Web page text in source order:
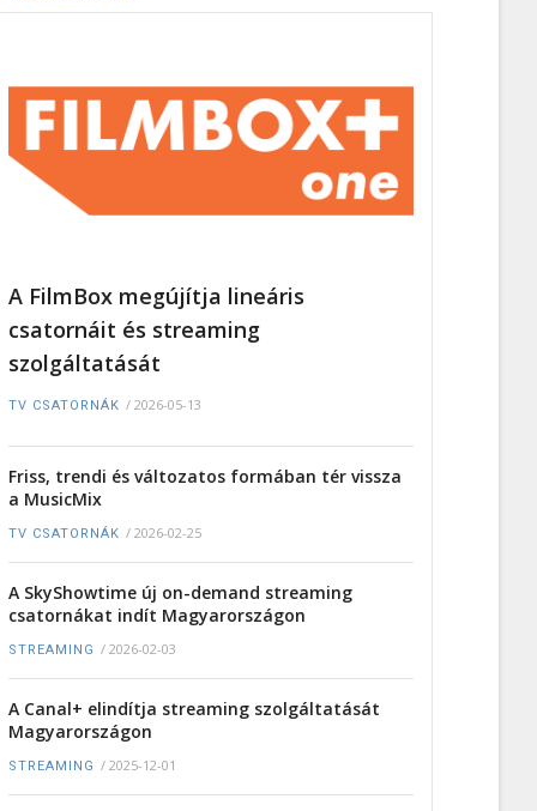
A FilmBox megújítja lineáris
csatornáit és streaming
szolgáltatását
TV CSATORNÁK / 2026-05-13
Friss, trendi és változatos formában tér vissza
a MusicMix
TV CSATORNÁK / 2026-02-25
A SkyShowtime új on-demand streaming
csatornákat indít Magyarországon
STREAMING / 2026-02-03
A Canal+ elindítja streaming szolgáltatását
Magyarországon
STREAMING / 2025-12-01